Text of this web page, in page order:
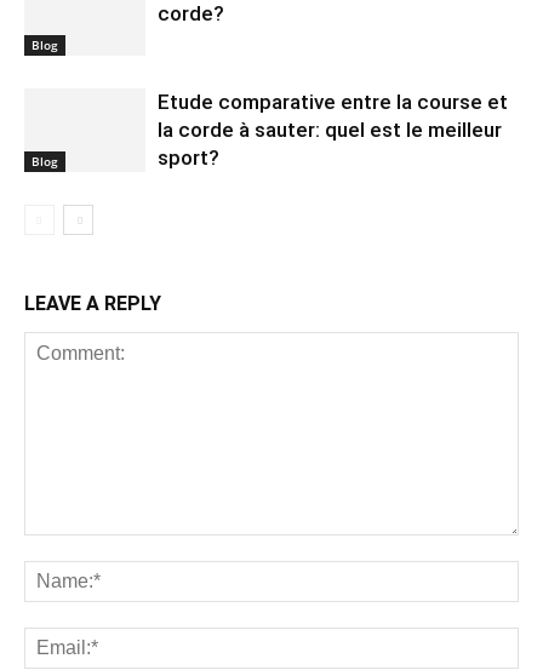
Blog
corde?
Blog
Etude comparative entre la course et
la corde à sauter: quel est le meilleur
sport?
LEAVE A REPLY